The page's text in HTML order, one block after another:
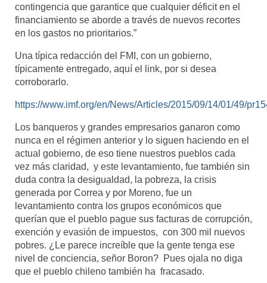
contingencia que garantice que cualquier déficit en el
financiamiento se aborde a través de nuevos recortes
en los gastos no prioritarios.”
Una típica redacción del FMI, con un gobierno,
típicamente entregado, aquí el link, por si desea
corroborarlo.
https://www.imf.org/en/News/Articles/2015/09/14/01/49/
Los banqueros y grandes empresarios ganaron como
nunca en el régimen anterior y lo siguen haciendo en el
actual gobierno, de eso tiene nuestros pueblos cada
vez más claridad, y este levantamiento, fue también sin
duda contra la desigualdad, la pobreza, la crisis
generada por Correa y por Moreno, fue un
levantamiento contra los grupos económicos que
querían que el pueblo pague sus facturas de corrupción,
exención y evasión de impuestos, con 300 mil nuevos
pobres. ¿Le parece increíble que la gente tenga ese
nivel de conciencia, señor Boron? Pues ojala no diga
que el pueblo chileno también ha fracasado.